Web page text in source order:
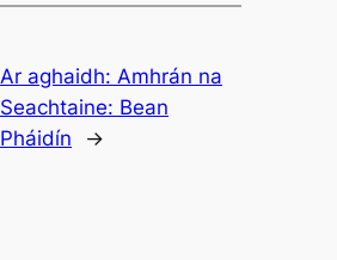
Ar aghaidh: Amhrán na
Seachtaine: Bean
Pháidín
→